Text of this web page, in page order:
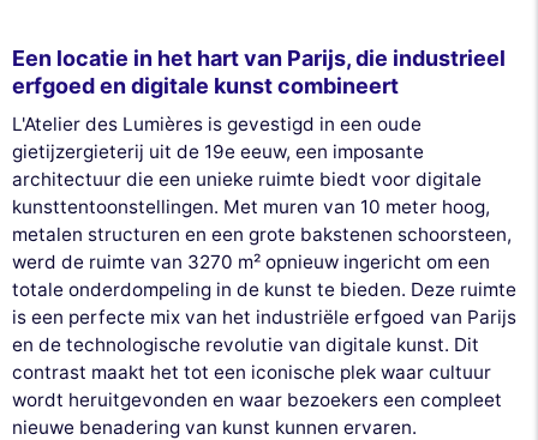
Een locatie in het hart van Parijs, die industrieel
erfgoed en digitale kunst combineert
L'Atelier des Lumières is gevestigd in een oude
gietijzergieterij uit de 19e eeuw, een imposante
architectuur die een unieke ruimte biedt voor digitale
kunsttentoonstellingen. Met muren van 10 meter hoog,
metalen structuren en een grote bakstenen schoorsteen,
werd de ruimte van 3270 m² opnieuw ingericht om een
totale onderdompeling in de kunst te bieden. Deze ruimte
is een perfecte mix van het industriële erfgoed van Parijs
en de technologische revolutie van digitale kunst. Dit
contrast maakt het tot een iconische plek waar cultuur
wordt heruitgevonden en waar bezoekers een compleet
nieuwe benadering van kunst kunnen ervaren.